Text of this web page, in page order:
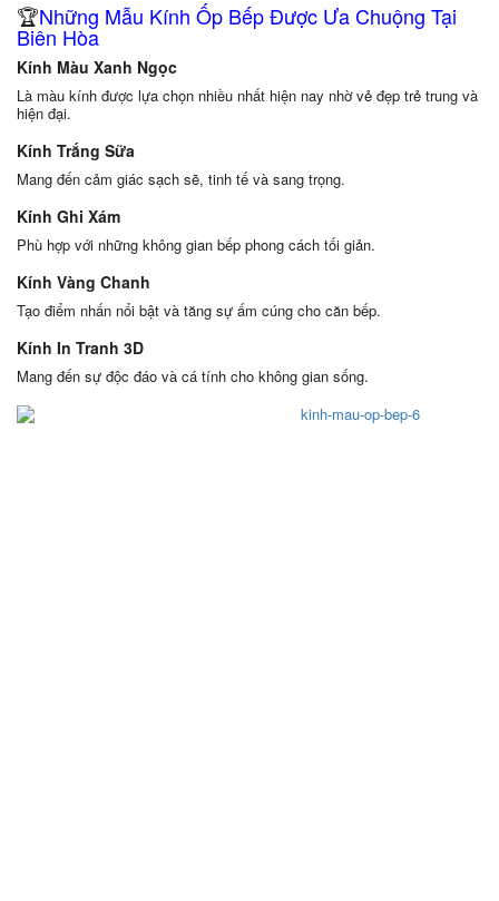
🏆Những Mẫu Kính Ốp Bếp Được Ưa Chuộng Tại
Biên Hòa
Kính Màu Xanh Ngọc
Là màu kính được lựa chọn nhiều nhất hiện nay nhờ vẻ đẹp trẻ trung và
hiện đại.
Kính Trắng Sữa
Mang đến cảm giác sạch sẽ, tinh tế và sang trọng.
Kính Ghi Xám
Phù hợp với những không gian bếp phong cách tối giản.
Kính Vàng Chanh
Tạo điểm nhấn nổi bật và tăng sự ấm cúng cho căn bếp.
Kính In Tranh 3D
Mang đến sự độc đáo và cá tính cho không gian sống.